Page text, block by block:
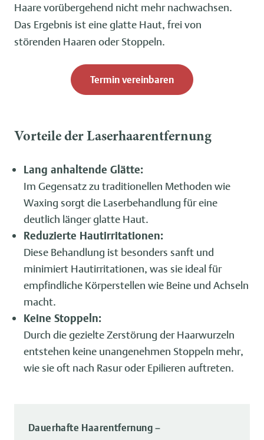
Haare vorübergehend nicht mehr nachwachsen.
Das Ergebnis ist eine glatte Haut, frei von
störenden Haaren oder Stoppeln.
Termin vereinbaren
Vorteile der Laserhaarentfernung
Lang anhaltende Glätte:
Im Gegensatz zu traditionellen Methoden wie
Waxing sorgt die Laserbehandlung für eine
deutlich länger glatte Haut.
Reduzierte Hautirritationen:
Diese Behandlung ist besonders sanft und
minimiert Hautirritationen, was sie ideal für
empfindliche Körperstellen wie Beine und Achseln
macht.
Keine Stoppeln:
Durch die gezielte Zerstörung der Haarwurzeln
entstehen keine unangenehmen Stoppeln mehr,
wie sie oft nach Rasur oder Epilieren auftreten.
Dauerhafte Haarentfernung –